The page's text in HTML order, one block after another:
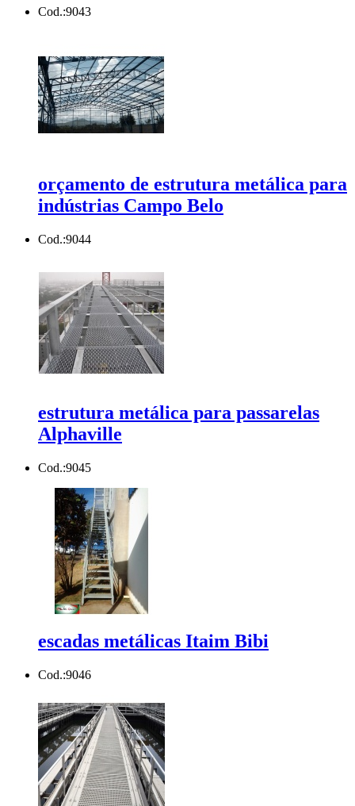
Cod.:9043
orçamento de estrutura metálica para
indústrias Campo Belo
Cod.:9044
estrutura metálica para passarelas
Alphaville
Cod.:9045
escadas metálicas Itaim Bibi
Cod.:9046